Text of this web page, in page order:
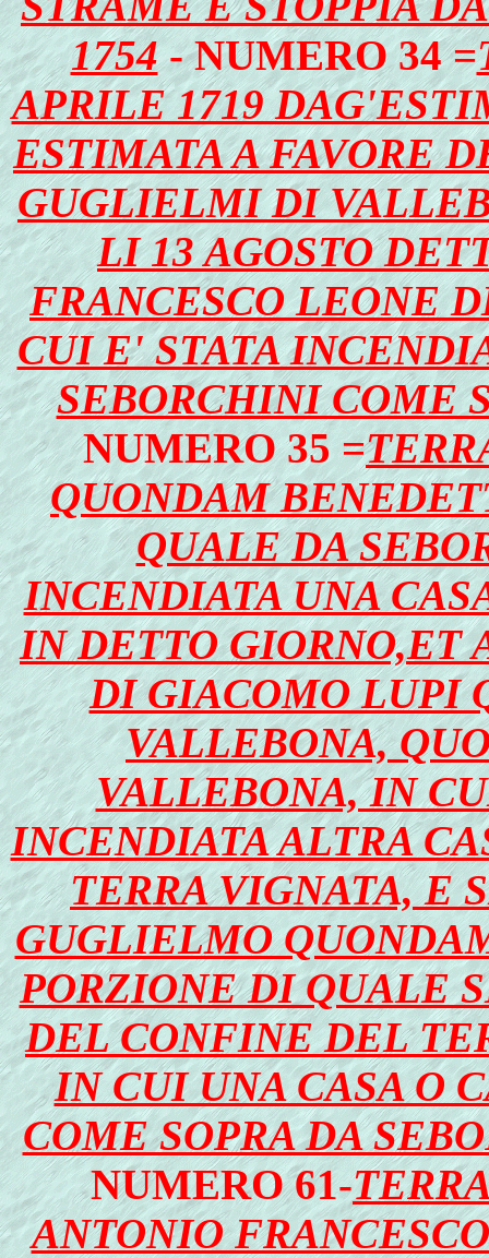
1754- NUMERO 34 =
APRILE 1719
ESTIMATA A FAVORE
GUGLIELMI DI
LI 13 AGOSTO
FRANCESCO LEONE
CUI E' STATA
SEBORCHINI COME
NUMERO 35 =
QUONDAM
QUALE DA
INCENDIATA UNA
IN DETTO GIORNO,ET
DI GIACOMO LUPI
VALLEBONA,
VALLEBONA, IN
INCENDIATA ALTRA
TERRA VIGNATA, E
GUGLIELMO
PORZIONE DI QUALE
DEL CONFINE DEL
IN CUI UNA CASA O
COME SOPRA DA
NUMERO 61-
ANTONIO